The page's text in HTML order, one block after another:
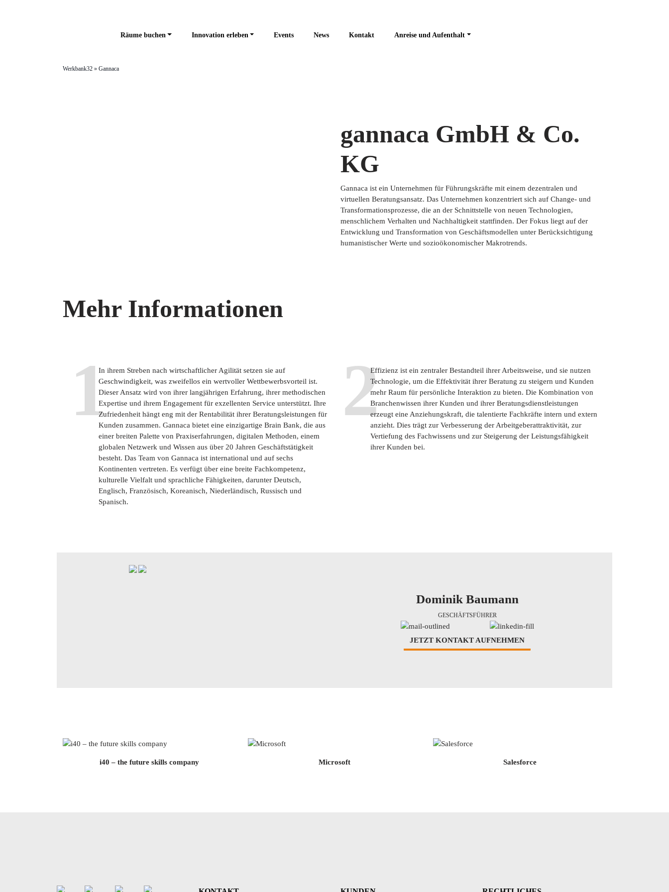
Räume buchen Innovation erleben Events News Kontakt Anreise und Aufenthalt
Werkbank32 » Gannaca
gannaca GmbH & Co.
KG
Gannaca ist ein Unternehmen für Führungskräfte mit einem dezentralen und
virtuellen Beratungsansatz. Das Unternehmen konzentriert sich auf Change- und
Transformationsprozesse, die an der Schnittstelle von neuen Technologien,
menschlichem Verhalten und Nachhaltigkeit stattfinden. Der Fokus liegt auf der
Entwicklung und Transformation von Geschäftsmodellen unter Berücksichtigung
humanistischer Werte und sozioökonomischer Makrotrends.
Mehr Informationen
1In ihrem Streben nach wirtschaftlicher Agilität setzen sie auf
Geschwindigkeit, was zweifellos ein wertvoller Wettbewerbsvorteil ist.
Dieser Ansatz wird von ihrer langjährigen Erfahrung, ihrer methodischen
Expertise und ihrem Engagement für exzellenten Service unterstützt. Ihre
Zufriedenheit hängt eng mit der Rentabilität ihrer Beratungsleistungen für
Kunden zusammen. Gannaca bietet eine einzigartige Brain Bank, die aus
einer breiten Palette von Praxiserfahrungen, digitalen Methoden, einem
globalen Netzwerk und Wissen aus über 20 Jahren Geschäftstätigkeit
besteht. Das Team von Gannaca ist international und auf sechs
Kontinenten vertreten. Es verfügt über eine breite Fachkompetenz,
kulturelle Vielfalt und sprachliche Fähigkeiten, darunter Deutsch,
Englisch, Französisch, Koreanisch, Niederländisch, Russisch und
Spanisch.
2Effizienz ist ein zentraler Bestandteil ihrer Arbeitsweise, und sie nutzen
Technologie, um die Effektivität ihrer Beratung zu steigern und Kunden
mehr Raum für persönliche Interaktion zu bieten. Die Kombination von
Branchenwissen ihrer Kunden und ihrer Beratungsdienstleistungen
erzeugt eine Anziehungskraft, die talentierte Fachkräfte intern und extern
anzieht. Dies trägt zur Verbesserung der Arbeitgeberattraktivität, zur
Vertiefung des Fachwissens und zur Steigerung der Leistungsfähigkeit
ihrer Kunden bei.
Dominik Baumann
GESCHÄFTSFÜHRER
JETZT KONTAKT AUFNEHMEN
i40 – the future skills company Microsoft Salesforce